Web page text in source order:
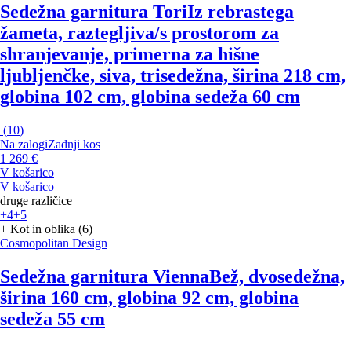
Sedežna garnitura ToriIz rebrastega
žameta, raztegljiva/s prostorom za
shranjevanje, primerna za hišne
ljubljenčke, siva, trisedežna, širina 218 cm,
globina 102 cm, globina sedeža 60 cm
(10)
Na zalogiZadnji kos
1 269 €
V košarico
V košarico
druge različice
+4+5
+ Kot in oblika (6)
Cosmopolitan Design
Sedežna garnitura ViennaBež, dvosedežna,
širina 160 cm, globina 92 cm, globina
sedeža 55 cm